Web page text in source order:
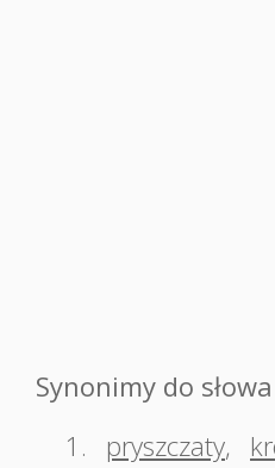
Synonimy do
1.
pryszczaty,